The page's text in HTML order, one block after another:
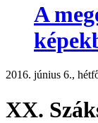
A
2016. június 6.,
XX.